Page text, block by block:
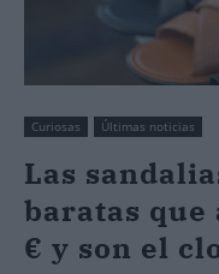
Curiosas Últimas noticias
Las
baratas que
€ y son el